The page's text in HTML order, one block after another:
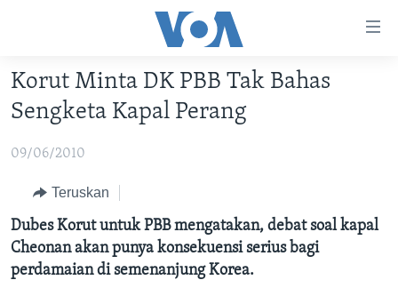
Akses
Lanjut
ke
Konten
Lanjut
Navigasi
Utama
Lanjut
DUNIA
VIDEO
POLYGRAPH
DAFTAR PROGRAM
Learning English
Korut Minta DK PBB Tak Bahas
Sengketa Kapal Perang
09/06/2010
Teruskan
Dubes Korut untuk PBB mengatakan, debat soal kapal
Cheonan akan punya konsekuensi serius bagi
perdamaian di semenanjung Korea.